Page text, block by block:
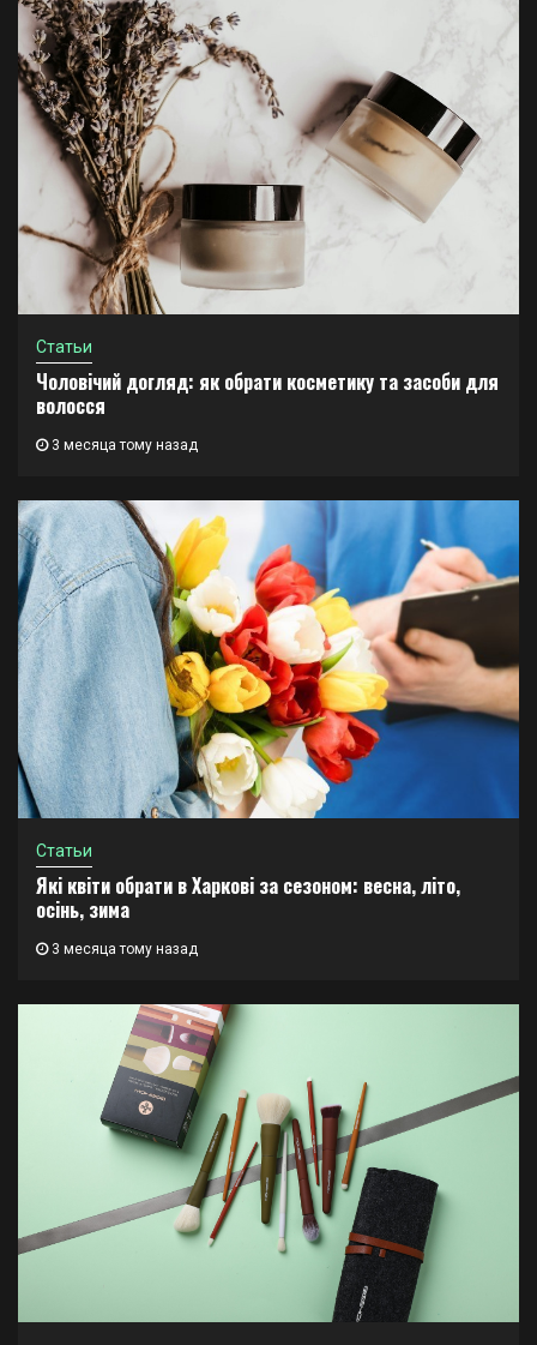
Статьи
Чоловічий догляд: як обрати косметику та засоби для
волосся
3 месяца тому назад
Статьи
Які квіти обрати в Харкові за сезоном: весна, літо,
осінь, зима
3 месяца тому назад